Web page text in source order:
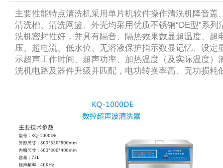
主要性能特点清洗机采用单片机软件操作清洗机降音盖
清洗槽、清洗网篮、外壳均采用优质不锈钢“DE型”系列
洗机密封性好，并具有隔音、隔热效果数显超温度、超
压、超电流、低水位、无溶液保护指示数显记忆、设定
示超声工作时间、超声功率、加热温度（及实际温度）
洗机电路及器件升级并匹配，电功转换率高、无功损耗